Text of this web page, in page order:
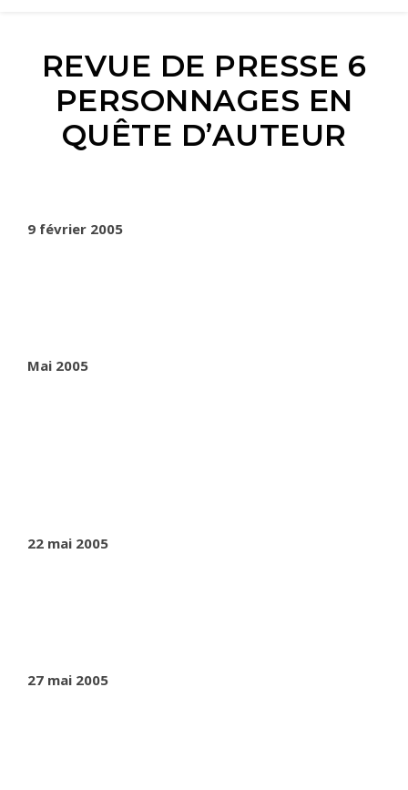
REVUE DE PRESSE 6
PERSONNAGES EN
QUÊTE D’AUTEUR
9 février 2005
Mai 2005
22 mai 2005
27 mai 2005